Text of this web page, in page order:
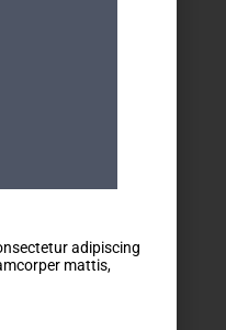
de la
adipiscing
mattis,